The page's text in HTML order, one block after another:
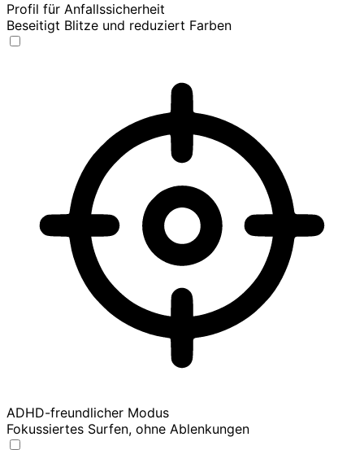
Profil für Anfallssicherheit
Beseitigt Blitze und reduziert Farben
ADHD-freundlicher Modus
Fokussiertes Surfen, ohne Ablenkungen